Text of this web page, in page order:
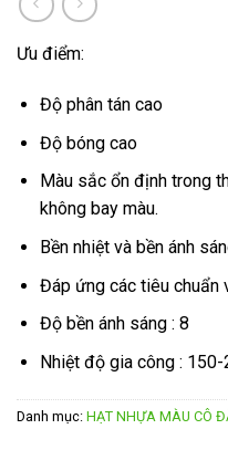
Ưu điểm:
Độ phân tán cao
Độ bóng cao
Màu sắc ổn định trong
không bay màu.
Bền nhiệt và bền ánh
Đáp ứng các tiêu chuẩn
Độ bền ánh sáng : 8
Nhiệt độ gia công : 150-
Danh mục: HẠT NHỰA MÀU CÔ